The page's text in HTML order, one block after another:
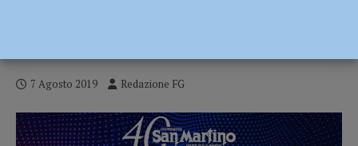
7 Agosto 2019 Redazione FG